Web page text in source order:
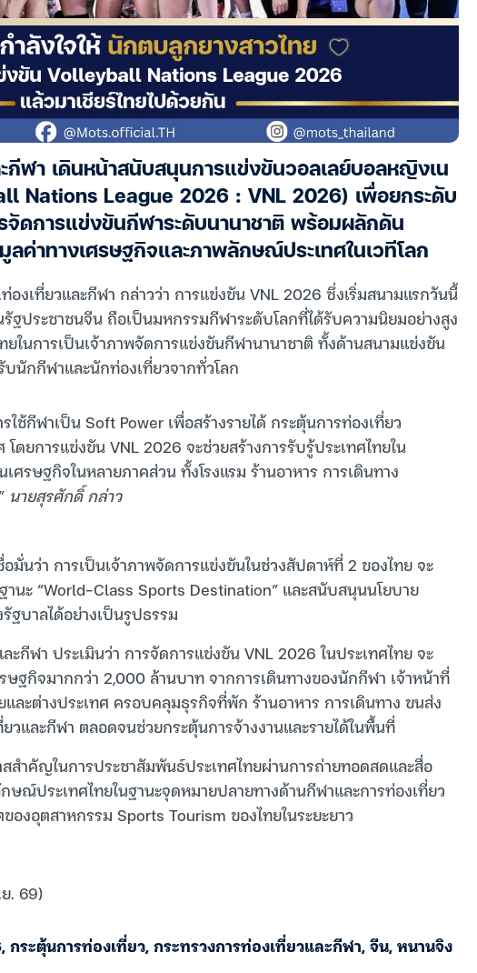
กีฬา เดินหน้าสนับสนุนการแข่งขันวอลเลย์บอลหญิงเน
Nations League 2026 : VNL 2026) เพื่อยกระดับ
จัดการแข่งขันกีฬาระดับนานาชาติ พร้อมผลักดัน
ลค่าทางเศรษฐกิจและภาพลักษณ์ประเทศในเวทีโลก
งเที่ยวและกีฬา กล่าวว่า การแข่งขัน VNL 2026 ซึ่งเริ่มสนามแรกวันนี้
ฐประชาชนจีน ถือเป็นมหกรรมกีฬาระดับโลกที่ได้รับความนิยมอย่างสูง
ในการเป็นเจ้าภาพจัดการแข่งขันกีฬานานาชาติ ทั้งด้านสนามแข่งขัน
นักกีฬาและนักท่องเที่ยวจากทั่วโลก
ช้กีฬาเป็น Soft Power เพื่อสร้างรายได้ กระตุ้นการท่องเที่ยว
ดยการแข่งขัน VNL 2026 จะช่วยสร้างการรับรู้ประเทศไทยใน
ศรษฐกิจในหลายภาคส่วน ทั้งโรงแรม ร้านอาหาร การเดินทาง
นายสุรศักดิ์ กล่าว
มั่นว่า การเป็นเจ้าภาพจัดการแข่งขันในช่วงสัปดาห์ที่ 2 ของไทย จะ
นะ “World-Class Sports Destination” และสนับสนุนนโยบาย
ฐบาลได้อย่างเป็นรูปธรรม
กีฬา ประเมินว่า การจัดการแข่งขัน VNL 2026 ในประเทศไทย จะ
ษฐกิจมากกว่า 2,000 ล้านบาท จากการเดินทางของนักกีฬา เจ้าหน้าที่
ละต่างประเทศ ครอบคลุมธุรกิจที่พัก ร้านอาหาร การเดินทาง ขนส่ง
วและกีฬา ตลอดจนช่วยกระตุ้นการจ้างงานและรายได้ในพื้นที่
สำคัญในการประชาสัมพันธ์ประเทศไทยผ่านการถ่ายทอดสดและสื่อ
ษณ์ประเทศไทยในฐานะจุดหมายปลายทางด้านกีฬาและการท่องเที่ยว
งอุตสาหกรรม Sports Tourism ของไทยในระยะยาว
. 69)
,กระตุ้นการท่องเที่ยว,กระทรวงการท่องเที่ยวและกีฬา,จีน,หนานจิง